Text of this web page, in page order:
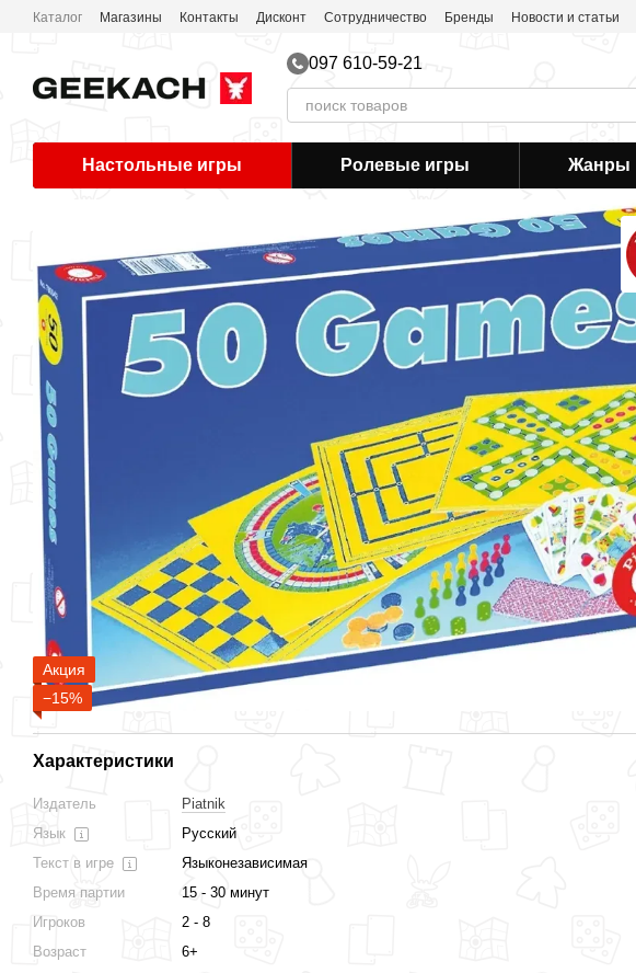
Перейти к основному контенту
Каталог Магазины Контакты Дисконт Сотрудничество Бренды Новости и статьи
097 610-59-21
Настольные игры Ролевые игры Жанры
Акция
−15%
Характеристики
Издатель
Piatnik
Язык
Русский
Текст в игре
Языконезависимая
Время партии
15 - 30 минут
Игроков
2 - 8
Возраст
6+